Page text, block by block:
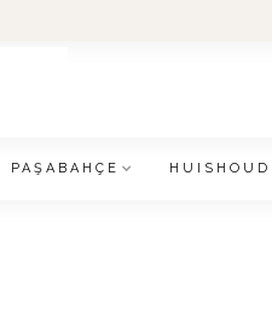
PAŞABAHÇE